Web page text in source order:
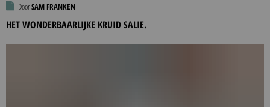
DoorSAM FRANKEN
HET WONDERBAARLIJKE KRUID SALIE.